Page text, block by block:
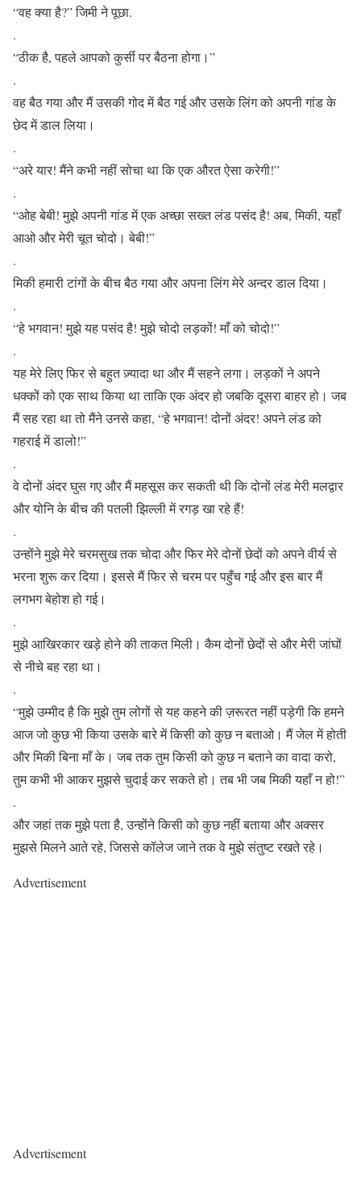
“वह क्या है?” जिमी ने पूछा.
.
“ठीक है, पहले आपको कुर्सी पर बैठना होगा।”
.
वह बैठ गया और मैं उसकी गोद में बैठ गई और उसके लिंग को अपनी गांड के
छेद में डाल लिया।
.
“अरे यार! मैंने कभी नहीं सोचा था कि एक औरत ऐसा करेगी!”
.
“ओह बेबी! मुझे अपनी गांड में एक अच्छा सख्त लंड पसंद है! अब, मिकी, यहाँ
आओ और मेरी चूत चोदो। बेबी!”
.
मिकी हमारी टांगों के बीच बैठ गया और अपना लिंग मेरे अन्दर डाल दिया।
.
“हे भगवान! मुझे यह पसंद है! मुझे चोदो लड़कों! माँ को चोदो!”
.
यह मेरे लिए फिर से बहुत ज़्यादा था और मैं सहने लगा। लड़कों ने अपने
धक्कों को एक साथ किया था ताकि एक अंदर हो जबकि दूसरा बाहर हो। जब
मैं सह रहा था तो मैंने उनसे कहा, “हे भगवान! दोनों अंदर! अपने लंड को
गहराई में डालो!”
.
वे दोनों अंदर घुस गए और मैं महसूस कर सकती थी कि दोनों लंड मेरी मलद्वार
और योनि के बीच की पतली झिल्ली में रगड़ खा रहे हैं!
.
उन्होंने मुझे मेरे चरमसुख तक चोदा और फिर मेरे दोनों छेदों को अपने वीर्य से
भरना शुरू कर दिया। इससे मैं फिर से चरम पर पहुँच गई और इस बार मैं
लगभग बेहोश हो गई।
.
मुझे आखिरकार खड़े होने की ताकत मिली। कैम दोनों छेदों से और मेरी जांघों
से नीचे बह रहा था।
.
“मुझे उम्मीद है कि मुझे तुम लोगों से यह कहने की ज़रूरत नहीं पड़ेगी कि हमने
आज जो कुछ भी किया उसके बारे में किसी को कुछ न बताओ। मैं जेल में होती
और मिकी बिना माँ के। जब तक तुम किसी को कुछ न बताने का वादा करो,
तुम कभी भी आकर मुझसे चुदाई कर सकते हो। तब भी जब मिकी यहाँ न हो!”
.
और जहां तक ​​मुझे पता है, उन्होंने किसी को कुछ नहीं बताया और अक्सर
मुझसे मिलने आते रहे, जिससे कॉलेज जाने तक वे मुझे संतुष्ट रखते रहे।
Advertisement
Advertisement